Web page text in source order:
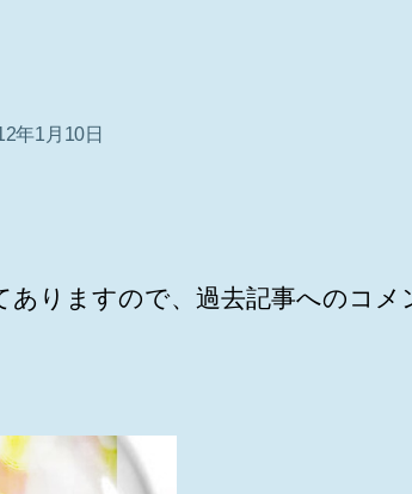
年1月10日
りますので、過去記事へのコメ